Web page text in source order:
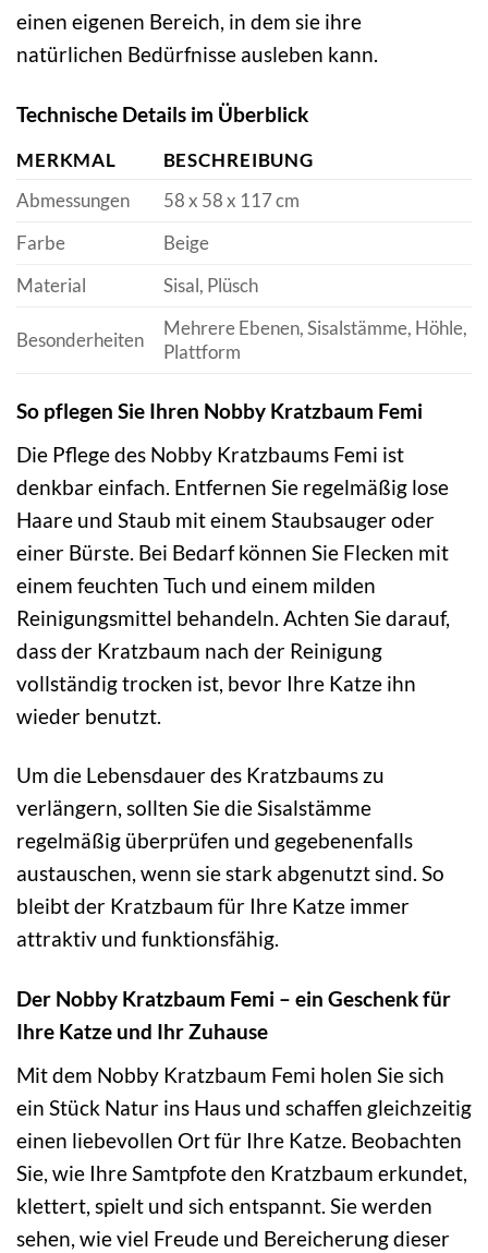
einen eigenen Bereich, in dem sie ihre
natürlichen Bedürfnisse ausleben kann.
Technische Details im Überblick
MERKMAL
BESCHREIBUNG
Abmessungen
58 x 58 x 117 cm
Farbe
Beige
Material
Sisal, Plüsch
Besonderheiten
Mehrere Ebenen, Sisalstämme, Höhle,
Plattform
So pflegen Sie Ihren Nobby Kratzbaum Femi
Die Pflege des Nobby Kratzbaums Femi ist
denkbar einfach. Entfernen Sie regelmäßig lose
Haare und Staub mit einem Staubsauger oder
einer Bürste. Bei Bedarf können Sie Flecken mit
einem feuchten Tuch und einem milden
Reinigungsmittel behandeln. Achten Sie darauf,
dass der Kratzbaum nach der Reinigung
vollständig trocken ist, bevor Ihre Katze ihn
wieder benutzt.
Um die Lebensdauer des Kratzbaums zu
verlängern, sollten Sie die Sisalstämme
regelmäßig überprüfen und gegebenenfalls
austauschen, wenn sie stark abgenutzt sind. So
bleibt der Kratzbaum für Ihre Katze immer
attraktiv und funktionsfähig.
Der Nobby Kratzbaum Femi – ein Geschenk für
Ihre Katze und Ihr Zuhause
Mit dem Nobby Kratzbaum Femi holen Sie sich
ein Stück Natur ins Haus und schaffen gleichzeitig
einen liebevollen Ort für Ihre Katze. Beobachten
Sie, wie Ihre Samtpfote den Kratzbaum erkundet,
klettert, spielt und sich entspannt. Sie werden
sehen, wie viel Freude und Bereicherung dieser